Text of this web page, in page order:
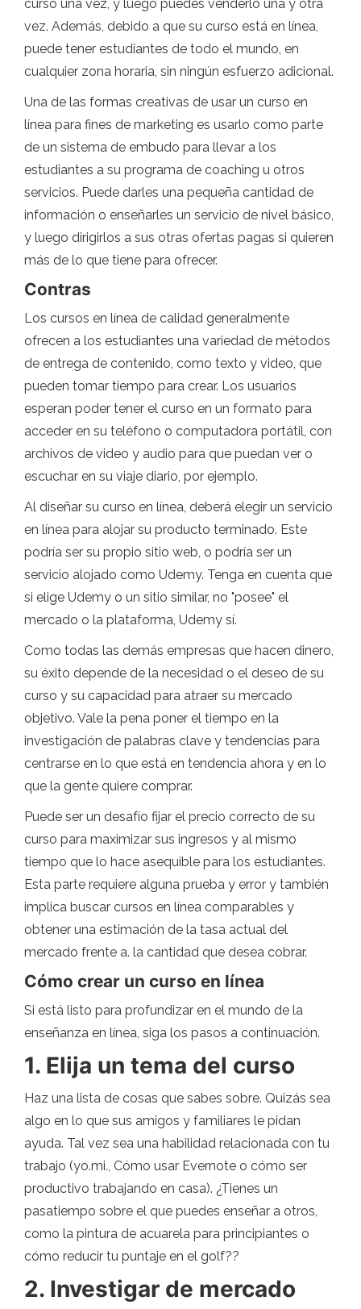
curso una vez, y luego puedes venderlo una y otra
vez. Además, debido a que su curso está en línea,
puede tener estudiantes de todo el mundo, en
cualquier zona horaria, sin ningún esfuerzo adicional.
Una de las formas creativas de usar un curso en
línea para fines de marketing es usarlo como parte
de un sistema de embudo para llevar a los
estudiantes a su programa de coaching u otros
servicios. Puede darles una pequeña cantidad de
información o enseñarles un servicio de nivel básico,
y luego dirigirlos a sus otras ofertas pagas si quieren
más de lo que tiene para ofrecer.
Contras
Los cursos en línea de calidad generalmente
ofrecen a los estudiantes una variedad de métodos
de entrega de contenido, como texto y video, que
pueden tomar tiempo para crear. Los usuarios
esperan poder tener el curso en un formato para
acceder en su teléfono o computadora portátil, con
archivos de video y audio para que puedan ver o
escuchar en su viaje diario, por ejemplo.
Al diseñar su curso en línea, deberá elegir un servicio
en línea para alojar su producto terminado. Este
podría ser su propio sitio web, o podría ser un
servicio alojado como Udemy. Tenga en cuenta que
si elige Udemy o un sitio similar, no "posee" el
mercado o la plataforma, Udemy sí.
Como todas las demás empresas que hacen dinero,
su éxito depende de la necesidad o el deseo de su
curso y su capacidad para atraer su mercado
objetivo. Vale la pena poner el tiempo en la
investigación de palabras clave y tendencias para
centrarse en lo que está en tendencia ahora y en lo
que la gente quiere comprar.
Puede ser un desafío fijar el precio correcto de su
curso para maximizar sus ingresos y al mismo
tiempo que lo hace asequible para los estudiantes.
Esta parte requiere alguna prueba y error y también
implica buscar cursos en línea comparables y
obtener una estimación de la tasa actual del
mercado frente a. la cantidad que desea cobrar.
Cómo crear un curso en línea
Si está listo para profundizar en el mundo de la
enseñanza en línea, siga los pasos a continuación.
1. Elija un tema del curso
Haz una lista de cosas que sabes sobre. Quizás sea
algo en lo que sus amigos y familiares le pidan
ayuda. Tal vez sea una habilidad relacionada con tu
trabajo (yo.mi., Cómo usar Evernote o cómo ser
productivo trabajando en casa). ¿Tienes un
pasatiempo sobre el que puedes enseñar a otros,
como la pintura de acuarela para principiantes o
cómo reducir tu puntaje en el golf??
2. Investigar de mercado